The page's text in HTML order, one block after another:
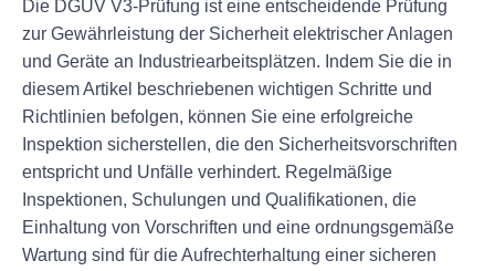
Die DGUV V3-Prüfung ist eine entscheidende Prüfung
zur Gewährleistung der Sicherheit elektrischer Anlagen
und Geräte an Industriearbeitsplätzen. Indem Sie die in
diesem Artikel beschriebenen wichtigen Schritte und
Richtlinien befolgen, können Sie eine erfolgreiche
Inspektion sicherstellen, die den Sicherheitsvorschriften
entspricht und Unfälle verhindert. Regelmäßige
Inspektionen, Schulungen und Qualifikationen, die
Einhaltung von Vorschriften und eine ordnungsgemäße
Wartung sind für die Aufrechterhaltung einer sicheren